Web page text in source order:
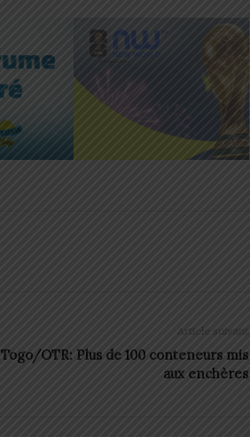
Article suivant
Togo/OTR: Plus de 100 conteneurs mis
aux enchères